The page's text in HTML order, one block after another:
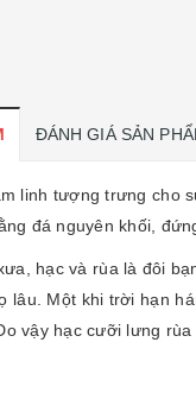
ĐÁNH GIÁ SẢN
linh tượng trưng cho
đá nguyên khối,
hạc và rùa là đôi
lâu. Một khi trời hạn
vậy hạc cưỡi lưng